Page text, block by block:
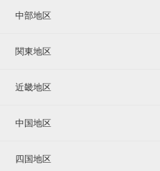
中部地区
関東地区
近畿地区
中国地区
四国地区